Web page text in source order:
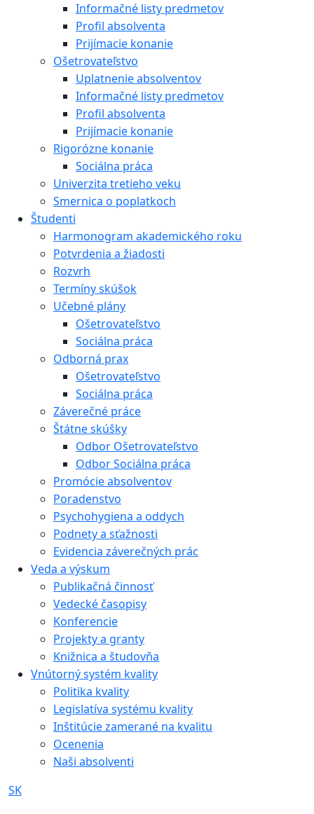
Informačné listy predmetov
Profil absolventa
Prijímacie konanie
Ošetrovateľstvo
Uplatnenie absolventov
Informačné listy predmetov
Profil absolventa
Prijímacie konanie
Rigorózne konanie
Sociálna práca
Univerzita tretieho veku
Smernica o poplatkoch
Študenti
Harmonogram akademického roku
Potvrdenia a žiadosti
Rozvrh
Termíny skúšok
Učebné plány
Ošetrovateľstvo
Sociálna práca
Odborná prax
Ošetrovateľstvo
Sociálna práca
Záverečné práce
Štátne skúšky
Odbor Ošetrovateľstvo
Odbor Sociálna práca
Promócie absolventov
Poradenstvo
Psychohygiena a oddych
Podnety a sťažnosti
Evidencia záverečných prác
Veda a výskum
Publikačná činnosť
Vedecké časopisy
Konferencie
Projekty a granty
Knižnica a študovňa
Vnútorný systém kvality
Politika kvality
Legislatíva systému kvality
Inštitúcie zamerané na kvalitu
Ocenenia
Naši absolventi
SK